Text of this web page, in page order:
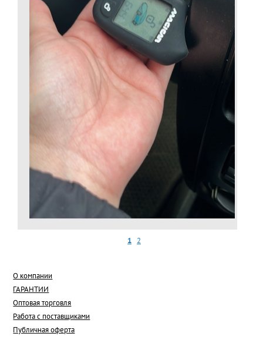
1 2
О компании
ГАРАНТИИ
Оптовая торговля
Работа с поставщиками
Публичная оферта